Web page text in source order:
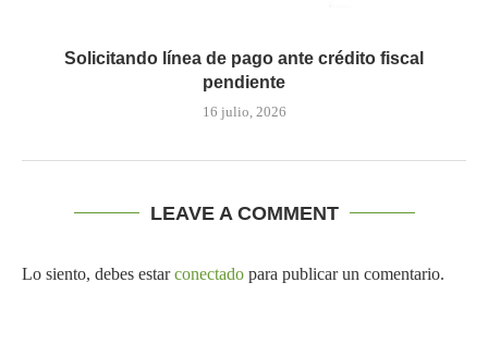
Solicitando línea de pago ante crédito fiscal
pendiente
16 julio, 2026
LEAVE A COMMENT
Lo siento, debes estarconectado para publicar un comentario.